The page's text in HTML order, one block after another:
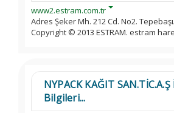
www2.estram.com.tr
Adres Şeker Mh. 212 Cd. No2.
Copyright © 2013 ESTRAM. estram
NYPACK KAĞIT
Bilgileri...